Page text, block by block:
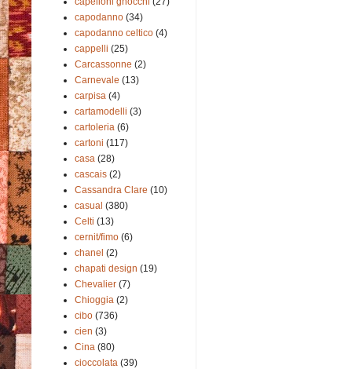
capodanno (34)
capodanno celtico (4)
cappelli (25)
Carcassonne (2)
Carnevale (13)
carpisa (4)
cartamodelli (3)
cartoleria (6)
cartoni (117)
casa (28)
cascais (2)
Cassandra Clare (10)
casual (380)
Celti (13)
cernit/fimo (6)
chanel (2)
chapati design (19)
Chevalier (7)
Chioggia (2)
cibo (736)
cien (3)
Cina (80)
cioccolata (39)